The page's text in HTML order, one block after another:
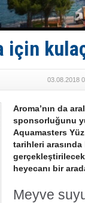
Dron
'REGAL 1'
Gemide 5
Rus
için
03.08.2018
Aroma’nın da
sponsorluğunu
Aquamasters
tarihleri arasında
heyecanı bir
Meyve